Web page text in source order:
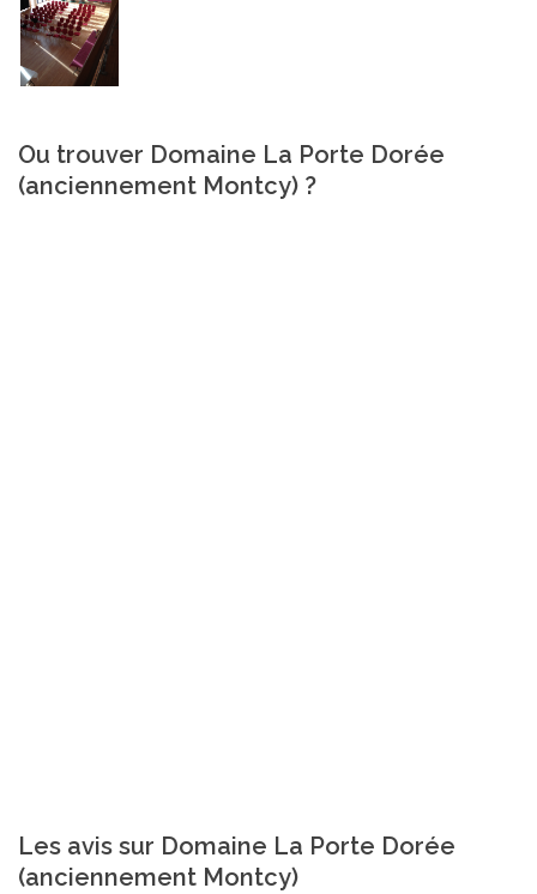
Ou trouver Domaine La Porte Dorée
(anciennement Montcy) ?
Les avis sur Domaine La Porte Dorée
(anciennement Montcy)